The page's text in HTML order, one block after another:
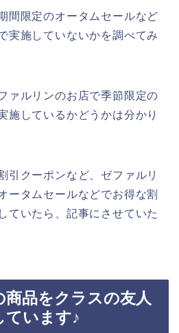
間限定のオータムセールなど
実施していないかを調べてみ
ァルリンのお店で季節限定の
施しているかどうかは分かり
引クーポンなど、ゼファルリ
ータムセールなどでお得な割
ていたら、記事にさせていた
品をクラスの友人
ています♪